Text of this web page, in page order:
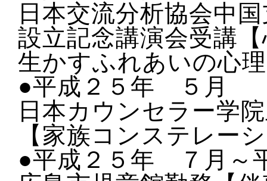
日本交流分析協会中
設立記念講演会受講
生かすふれあいの心
●平成２５年 ５月
日本カウンセラー学
【家族コンステレー
●平成２５年 ７月～